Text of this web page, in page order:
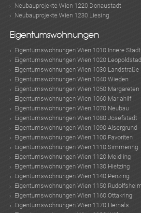
Neubauprojekte Wien 1220 Donaustadt
Neubauprojekte Wien 1230 Liesing
Eigentumswohnungen
Eigentumswohnungen Wien 1010 Innere Stadt
Eigentumswohnungen Wien 1020
Eigentumswohnungen Wien 1030 Landstraße
Eigentumswohnungen Wien 1040 Wieden
Eigentumswohnungen Wien 1050 Margareten
Eigentumswohnungen Wien 1060 Mariahilf
Eigentumswohnungen Wien 1070 Neubau
Eigentumswohnungen Wien 1080 Josefstadt
Eigentumswohnungen Wien 1090 Alsergrund
Eigentumswohnungen Wien 1100 Favoriten
Eigentumswohnungen Wien 1110 Simmering
Eigentumswohnungen Wien 1120 Meidling
Eigentumswohnungen Wien 1130 Hietzing
Eigentumswohnungen Wien 1140 Penzing
Eigentumswohnungen Wien 1150
Eigentumswohnungen Wien 1160 Ottakring
Eigentumswohnungen Wien 1170 Hernals